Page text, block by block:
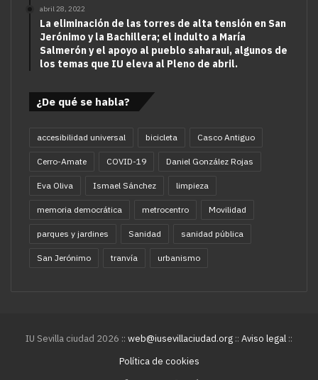
abril 28, 2022
La eliminación de las torres de alta tensión en San
Jerónimo y la Bachillera; el indulto a María
Salmerón y el apoyo al pueblo saharaui, algunos de
los temas que IU eleva al Pleno de abril.
¿De qué se habla?
accesibilidad universal bicicleta Casco Antiguo
Cerro-Amate COVID-19 Daniel González Rojas
Eva Oliva Ismael Sánchez limpieza
memoria democrática metrocentro Movilidad
parques y jardines Sanidad sanidad pública
San Jerónimo tranvía urbanismo
IU Sevilla ciudad 2026 :: web@iusevillaciudad.org :: Aviso legal ::
Política de cookies